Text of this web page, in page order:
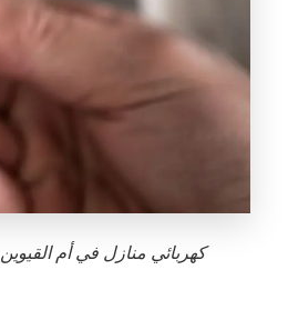
كهربائي منازل في أم القيوين